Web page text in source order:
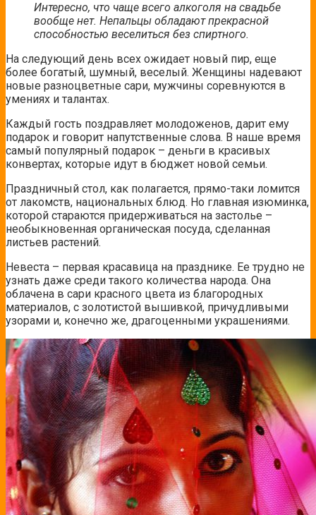
Интересно, что чаще всего алкоголя на свадьбе
вообще нет. Непальцы обладают прекрасной
способностью веселиться без спиртного.
На следующий день всех ожидает новый пир, еще
более богатый, шумный, веселый. Женщины надевают
новые разноцветные сари, мужчины соревнуются в
умениях и талантах.
Каждый гость поздравляет молодоженов, дарит ему
подарок и говорит напутственные слова. В наше время
самый популярный подарок – деньги в красивых
конвертах, которые идут в бюджет новой семьи.
Праздничный стол, как полагается, прямо-таки ломится
от лакомств, национальных блюд. Но главная изюминка,
которой стараются придерживаться на застолье –
необыкновенная органическая посуда, сделанная
листьев растений.
Невеста – первая красавица на празднике. Ее трудно не
узнать даже среди такого количества народа. Она
облачена в сари красного цвета из благородных
материалов, с золотистой вышивкой, причудливыми
узорами и, конечно же, драгоценными украшениями.